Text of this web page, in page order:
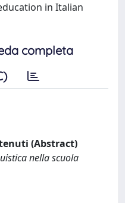
in Italian
completa
(Abstract)
nella scuola